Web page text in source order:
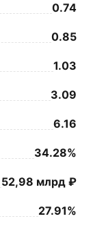
0.74
0.85
1.03
3.09
6.16
34.28%
52,98 млрд ₽
27.91%